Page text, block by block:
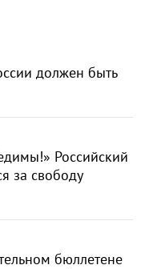
должен быть
Российский
за свободу
бюллетене